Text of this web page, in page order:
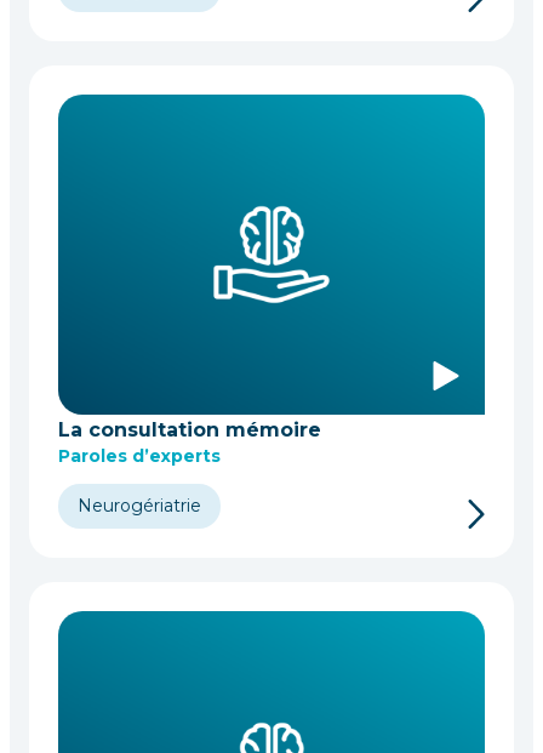
La consultation mémoire
Paroles d’experts
Neurogériatrie